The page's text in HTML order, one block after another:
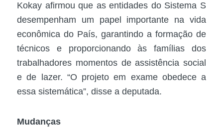
Kokay afirmou que as entidades do Sistema S
desempenham um papel importante na vida
econômica do País, garantindo a formação de
técnicos e proporcionando às famílias dos
trabalhadores momentos de assistência social
e de lazer. “O projeto em exame obedece a
essa sistemática”, disse a deputada.
Mudanças